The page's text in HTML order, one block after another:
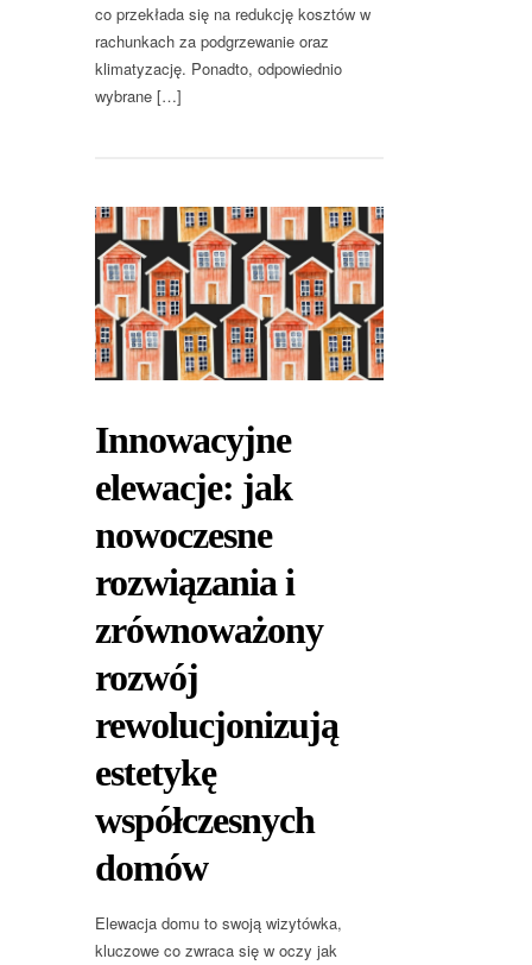
co przekłada się na redukcję kosztów w
rachunkach za podgrzewanie oraz
klimatyzację. Ponadto, odpowiednio
wybrane […]
Innowacyjne
elewacje: jak
nowoczesne
rozwiązania i
zrównoważony
rozwój
rewolucjonizują
estetykę
współczesnych
domów
Elewacja domu to swoją wizytówka,
kluczowe co zwraca się w oczy jak